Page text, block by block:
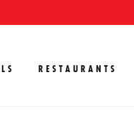
RESTAURANTS